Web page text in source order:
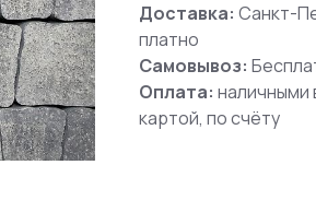
Доставка: Санкт-
платно
Самовывоз:
Оплата: наличными
картой, по счёту